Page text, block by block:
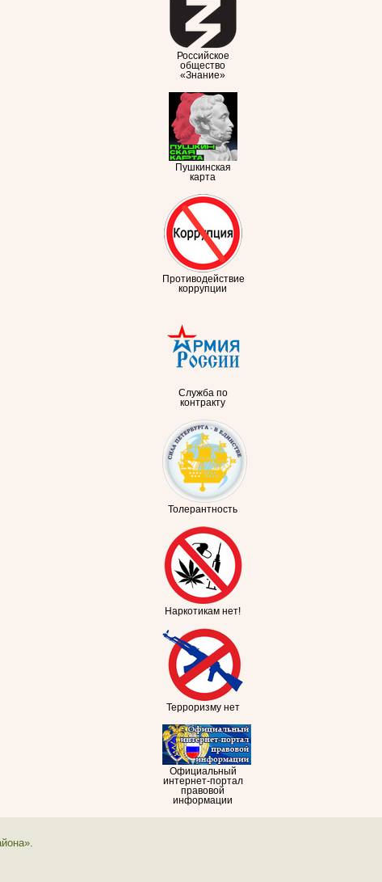
Российское
общество
«Знание»
Пушкинская
карта
Противодействие
коррупции
Служба по
контракту
Толерантность
Наркотикам нет!
Терроризму нет
Официальный
интернет-портал
правовой
информации